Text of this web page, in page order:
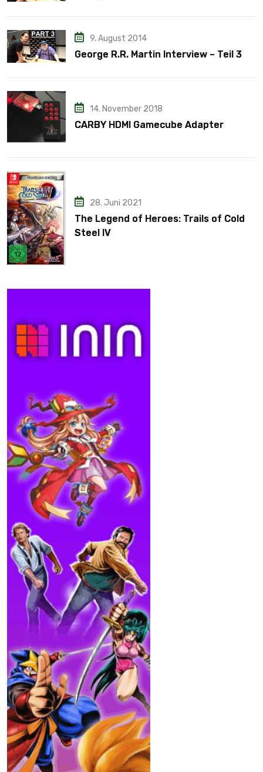
9. August 2014
George R.R. Martin Interview – Teil 3
14. November 2018
CARBY HDMI Gamecube Adapter
28. Juni 2021
The Legend of Heroes: Trails of Cold
Steel IV